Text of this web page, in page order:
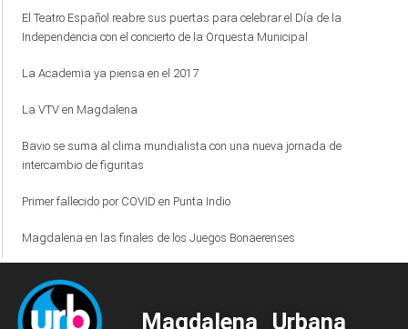
El Teatro Español reabre sus puertas para celebrar el Día de la
Independencia con el concierto de la Orquesta Municipal
La Academia ya piensa en el 2017
La VTV en Magdalena
Bavio se suma al clima mundialista con una nueva jornada de
intercambio de figuritas
Primer fallecido por COVID en Punta Indio
Magdalena en las finales de los Juegos Bonaerenses
Magdalena Urbana